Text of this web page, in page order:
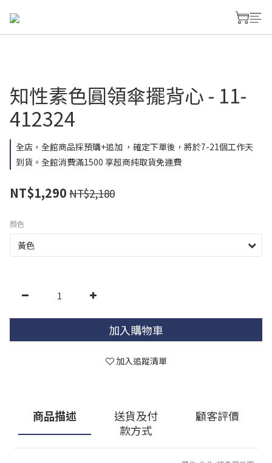
知性素色圓領傘擺背心 - 11-
412324
全店，全館商品採預購+追加 ，確定下單後，將於7-21個工作天
到貨。全館消費滿1500 享超商純取貨免運費
NT$1,290 NT$2,180
顏色
加入購物車
加入追蹤清單
商品描述
送貨及付
款方式
顧客評價